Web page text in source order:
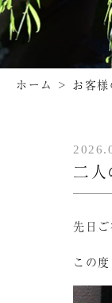
ホーム > お客様
二
先日
この